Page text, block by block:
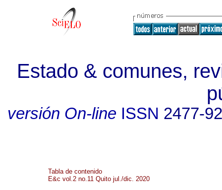
Estado & comunes,
versión On-lineISSN 2477-
Tabla de contenido
E&c vol.2 no.11 Quito jul./dic. 2020